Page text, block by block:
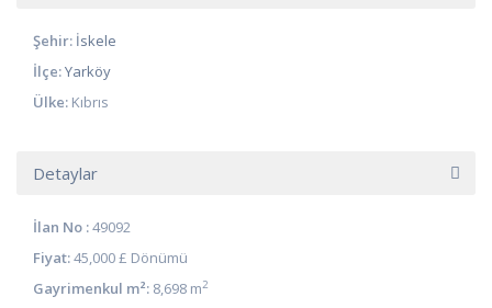
Şehir: İskele
İlçe:Yarköy
Ülke: Kıbrıs
Detaylar
İlan No :49092
Fiyat:45,000 £ Dönümü
Gayrimenkul m²: 8,698 m2